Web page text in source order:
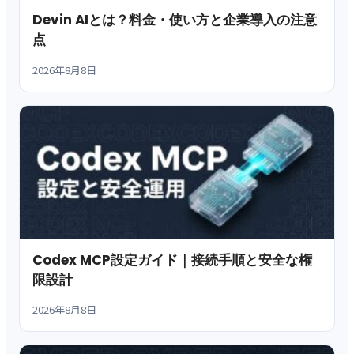
Devin AIとは？料金・使い方と企業導入の注意
点
2026年8月8日
Codex MCP設定ガイド｜接続手順と安全な権
限設計
2026年8月8日